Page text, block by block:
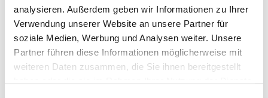
analysieren. Außerdem geben wir Informationen zu Ihrer
Verwendung unserer Website an unsere Partner für
soziale Medien, Werbung und Analysen weiter. Unsere
Partner führen diese Informationen möglicherweise mit
weiteren Daten zusammen, die Sie ihnen bereitgestellt